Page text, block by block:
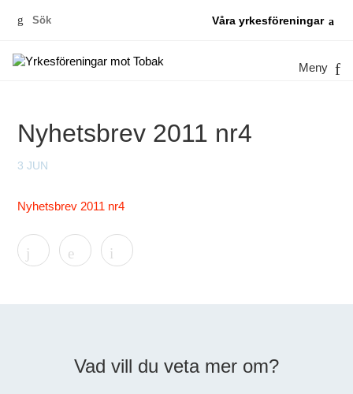
Sök
Våra yrkesföreningar
Meny
Nyhetsbrev 2011 nr4
3 JUN
Nyhetsbrev 2011 nr4
Vad vill du veta mer om?